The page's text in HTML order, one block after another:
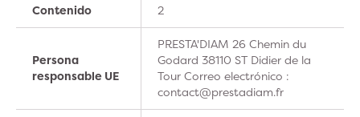
Contenido 2
Persona
responsable UE
PRESTA'DIAM 26 Chemin du
Godard 38110 ST Didier de la
Tour Correo electrónico :
contact@prestadiam.fr